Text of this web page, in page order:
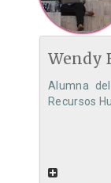
Wendy
Alumna
Recursos